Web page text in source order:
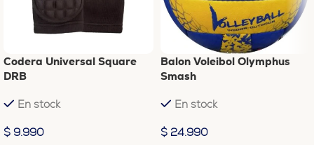
Codera Universal Square
DRB
En stock
$ 9.990
Balon Voleibol Olymphus
Smash
En stock
$ 24.990